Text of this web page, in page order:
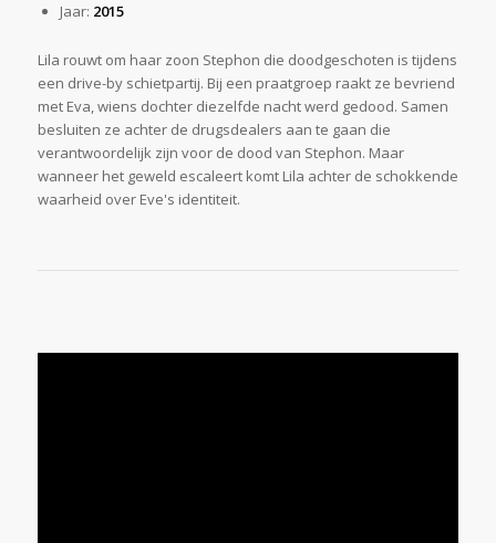
Jaar: 2015
Lila rouwt om haar zoon Stephon die doodgeschoten is tijdens
een drive-by schietpartij. Bij een praatgroep raakt ze bevriend
met Eva, wiens dochter diezelfde nacht werd gedood. Samen
besluiten ze achter de drugsdealers aan te gaan die
verantwoordelijk zijn voor de dood van Stephon. Maar
wanneer het geweld escaleert komt Lila achter de schokkende
waarheid over Eve's identiteit.